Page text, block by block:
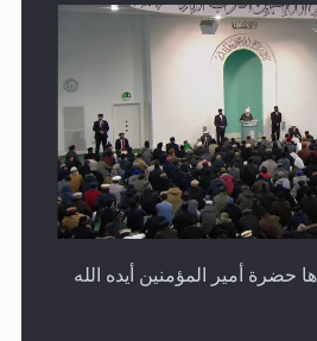
حضرة أمير المؤمنين أيده الله